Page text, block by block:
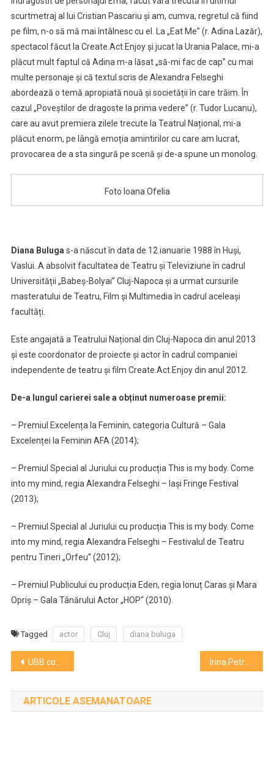
scurtmetraj al lui Cristian Pascariu și am, cumva, regretul că fiind
pe film, n-o să mă mai întâlnesc cu el. La „Eat Me” (r. Adina Lazăr),
spectacol făcut la Create.Act.Enjoy și jucat la Urania Palace, mi-a
plăcut mult faptul că Adina m-a lăsat „să-mi fac de cap” cu mai
multe personaje și că textul scris de Alexandra Felseghi
abordează o temă apropiată nouă și societății în care trăim. În
cazul „Poveștilor de dragoste la prima vedere” (r. Tudor Lucanu),
care au avut premiera zilele trecute la Teatrul Național, mi-a
plăcut enorm, pe lângă emoția amintirilor cu care am lucrat,
provocarea de a sta singură pe scenă și de-a spune un monolog.
Foto Ioana Ofelia
Diana Buluga s-a născut în data de 12 ianuarie 1988 în Huși,
Vaslui. A absolvit facultatea de Teatru și Televiziune în cadrul
Universității „Babeș-Bolyai” Cluj-Napoca și a urmat cursurile
masteratului de Teatru, Film și Multimedia în cadrul aceleași
facultăți.
Este angajată a Teatrului Național din Cluj-Napoca din anul 2013
și este coordonator de proiecte și actor în cadrul companiei
independente de teatru și film Create.Act.Enjoy din anul 2012.
De-a lungul carierei sale a obținut numeroase premii:
– Premiul Excelența la Feminin, categoria Cultură – Gala
Excelenței la Feminin AFA (2014);
– Premiul Special al Juriului cu producția This is my body. Come
into my mind, regia Alexandra Felseghi – Iași Fringe Festival
(2013);
– Premiul Special al Juriului cu producția This is my body. Come
into my mind, regia Alexandra Felseghi – Festivalul de Teatru
pentru Tineri „Orfeu“ (2012);
– Premiul Publicului cu producția Eden, regia Ionuț Caras și Mara
Opriș – Gala Tânărului Actor „HOP“ (2010).
Tagged actor Cluj diana buluga
Navigare
în
articole
UBB continuă lupta cu ministerul pentru locurile bugetate
ARTICOLE ASEMANATOARE